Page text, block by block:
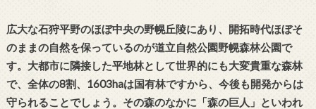
広大な石狩平野のほぼ中央の野幌丘陵にあり、開拓時代ほぼそ
のままの自然を保っているのが道立自然公園野幌森林公園で
す。大都市に隣接した平地林として世界的にも大変貴重な森林
で、全体の8割、1603haは国有林ですから、今後も開発からは
守られることでしょう。その森のなかに「森の巨人」といわれ